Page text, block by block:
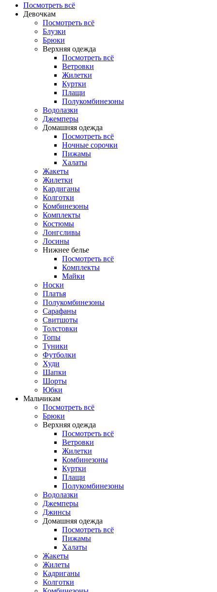
Посмотреть всё
Девочкам
Посмотреть всё
Блузки
Брюки
Верхняя одежда
Посмотреть всё
Ветровки
Жилетки
Куртки
Плащи
Полукомбинезоны
Водолазки
Джемперы
Домашняя одежда
Посмотреть всё
Ночные сорочки
Пижамы
Халаты
Жакеты
Жилетки
Кардиганы
Колготки
Комбинезоны
Комплекты
Костюмы
Лонгсливы
Лосины
Нижнее белье
Посмотреть всё
Комплекты
Майки
Носки
Платья
Полукомбинезоны
Сарафаны
Свитшоты
Толстовки
Топы
Туники
Футболки
Худи
Шапки
Шорты
Юбки
Мальчикам
Посмотреть всё
Брюки
Верхняя одежда
Посмотреть всё
Ветровки
Жилетки
Комбинезоны
Куртки
Плащи
Полукомбинезоны
Водолазки
Джемперы
Джинсы
Домашняя одежда
Посмотреть всё
Пижамы
Халаты
Жакеты
Жилеты
Кадриганы
Колготки